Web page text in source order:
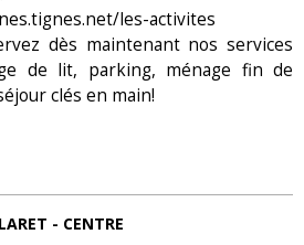
les-activites
dès maintenant nos services
de lit, parking, ménage fin de
clés en main!
- CENTRE